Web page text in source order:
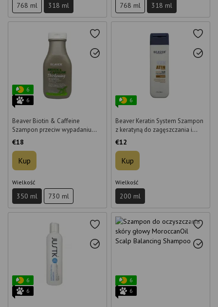
768 ml 318 ml 768 ml 318 ml
6
6
Beaver Biotin & Caffeine
Szampon przeciw wypadaniu
włosów 350 ml
€18
Kup
Wielkość
350 ml 730 ml
6
Beaver Keratin System Szampon
z keratyną do zagęszczania i
pogrubiania włosów 200 ml
€12
Kup
Wielkość
200 ml
6
6
6
6